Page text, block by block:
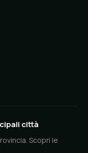
città
Scopri le